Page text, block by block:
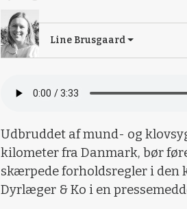
Line Brusgaard
Udbruddet af mund- og
kilometer fra Danmark, bør
skærpede forholdsregler i den
Dyrlæger & Ko i en